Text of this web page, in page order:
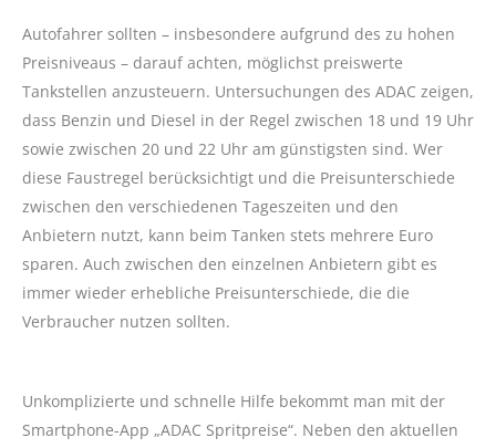
Autofahrer sollten – insbesondere aufgrund des zu hohen
Preisniveaus – darauf achten, möglichst preiswerte
Tankstellen anzusteuern. Untersuchungen des ADAC zeigen,
dass Benzin und Diesel in der Regel zwischen 18 und 19 Uhr
sowie zwischen 20 und 22 Uhr am günstigsten sind. Wer
diese Faustregel berücksichtigt und die Preisunterschiede
zwischen den verschiedenen Tageszeiten und den
Anbietern nutzt, kann beim Tanken stets mehrere Euro
sparen. Auch zwischen den einzelnen Anbietern gibt es
immer wieder erhebliche Preisunterschiede, die die
Verbraucher nutzen sollten.
Unkomplizierte und schnelle Hilfe bekommt man mit der
Smartphone-App „ADAC Spritpreise“. Neben den aktuellen